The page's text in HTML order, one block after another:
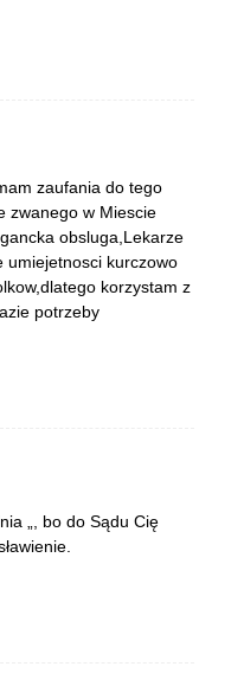
zaufania do tego
zwanego w Miescie
obsluga,Lekarze
umiejetnosci kurczowo
korzystam z
potrzeby
„, bo do Sądu Cię